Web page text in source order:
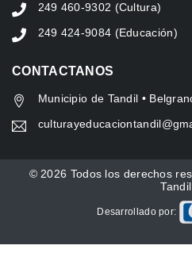
249 460-9302 (Cultura)
249 424-9084 (Educación)
CONTACTANOS
Municipio de Tandil •
© 2026 Todos los derechos
Desarrollado por: